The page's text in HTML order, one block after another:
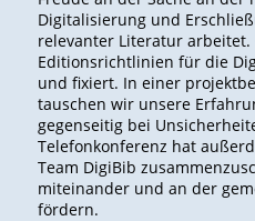
Digitalisierung und
relevanter Literatur
Editionsrichtlinien für die
und fixiert. In einer
tauschen wir unsere
gegenseitig bei
Telefonkonferenz hat
Team DigiBib
miteinander und an der
fördern.